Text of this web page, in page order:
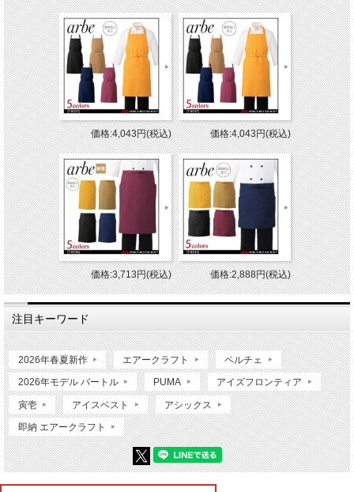
価格:4,043円(税込) 価格:4,043円(税込)
価格:3,713円(税込) 価格:2,888円(税込)
注目キーワード
2026年春夏新作 エアークラフト ペルチェ
2026年モデル バートル PUMA アイズフロンティア
寅壱 アイスベスト アシックス
即納 エアークラフト